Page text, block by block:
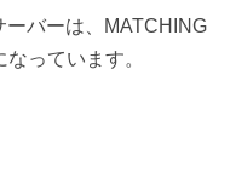
バーは、MATCHING
っています。